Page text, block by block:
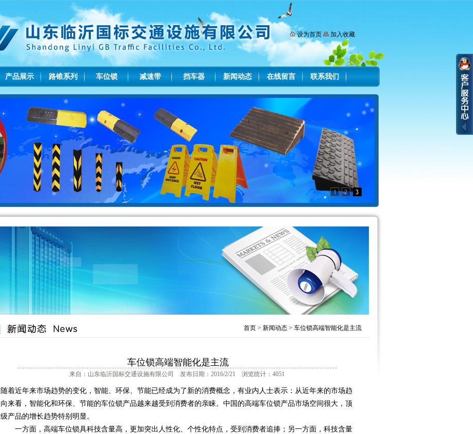
设为首页 加入收藏
产品展示 路锥系列 车位锁 减速带 挡车器 新闻动态 在线留言 联系我们
首页 > 新闻动态 > 车位锁高端智能化是主流
车位锁高端智能化是主流
来自：山东临沂国标交通设施有限公司 发布日期：2016/2/21 浏览统计：4051
随着近年来市场趋势的变化，智能、环保、节能已经成为了新的消费概念，有业内人士表示：从近年来的市场趋
向来看，智能化和环保、节能的车位锁产品越来越受到消费者的亲睐。中国的高端车位锁产品市场空间很大，顶
级产品的增长趋势特别明显。
一方面，高端车位锁具科技含量高，更加突出人性化、个性化特点，受到消费者追捧；另一方面，科技含量